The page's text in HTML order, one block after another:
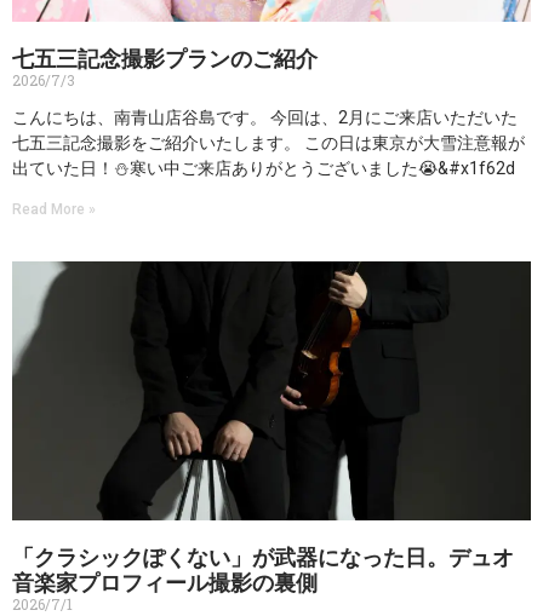
七五三記念撮影プランのご紹介
2026/7/3
こんにちは、南青山店谷島です。 今回は、2月にご来店いただいた
七五三記念撮影をご紹介いたします。 この日は東京が大雪注意報が
出ていた日！⛄寒い中ご来店ありがとうございました😭&#x1f62d
Read More »
「クラシックぽくない」が武器になった日。デュオ
音楽家プロフィール撮影の裏側
2026/7/1